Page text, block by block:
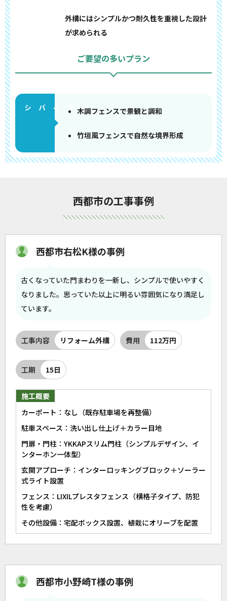
外構にはシンプルかつ耐久性を重視した設計
が求められる
ご要望の多いプラン
木調フェンスで景観と調和
竹垣風フェンスで自然な境界形成
西都市の工事事例
西都市右松K様の事例
古くなっていた門まわりを一新し、シンプルで使いやすく
なりました。思っていた以上に明るい雰囲気になり満足し
ています。
工事内容 リフォーム外構 費用 112万円
工期 15日
施工概要
カーポート：なし（既存駐車場を再整備）
駐車スペース：洗い出し仕上げ＋カラー目地
門扉・門柱：YKKAPスリム門柱（シンプルデザイン、イ
ンターホン一体型）
玄関アプローチ：インターロッキングブロック＋ソーラー
式ライト設置
フェンス：LIXILプレスタフェンス（横格子タイプ、防犯
性を考慮）
その他設備：宅配ボックス設置、植栽にオリーブを配置
西都市小野崎T様の事例